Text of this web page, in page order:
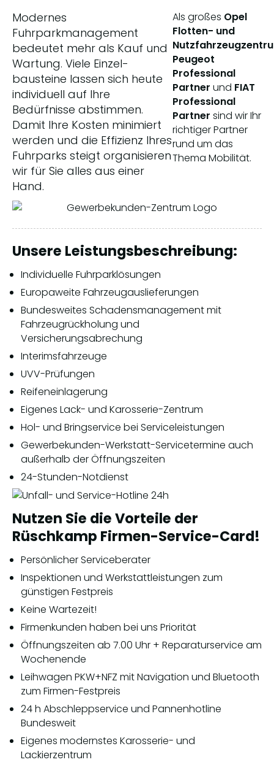
Modernes
Fuhrparkmanagement
bedeutet mehr als Kauf und
Wartung. Viele Einzel­
bausteine lassen sich heute
individuell auf Ihre
Bedürfnisse abstimmen.
Damit Ihre Kosten minimiert
werden und die Effizienz Ihres
Fuhrparks steigt organisieren
wir für Sie alles aus einer
Hand.
Als großes Opel
Flotten- und
Peugeot
Professional
Partner und FIAT
Professional
Partner sind wir Ihr
richtiger Partner
rund um das
Thema Mobilität.
Unsere Leistungsbeschreibung:
Individuelle Fuhrparklösungen
Europaweite Fahrzeugauslieferungen
Bundesweites Schadensmanagement mit
Fahrzeugrückholung und
Versicherungsabrechung
Interimsfahrzeuge
UVV-Prüfungen
Reifeneinlagerung
Eigenes Lack- und Karosserie-Zentrum
Hol- und Bringservice bei Serviceleistungen
Gewerbekunden-Werkstatt-Servicetermine auch
außerhalb der Öffnungszeiten
24-Stunden-Notdienst
Nutzen Sie die Vorteile der
Rüschkamp Firmen-Service-Card!
Persönlicher Serviceberater
Inspektionen und Werkstattleistungen zum
günstigen Festpreis
Keine Wartezeit!
Firmenkunden haben bei uns Priorität
Öffnungszeiten ab 7.00 Uhr + Reparaturservice am
Wochenende
Leihwagen PKW+NFZ mit Navigation und Bluetooth
zum Firmen-Festpreis
24 h Abschleppservice und Pannenhotline
Bundesweit
Eigenes modernstes Karosserie- und
Lackierzentrum